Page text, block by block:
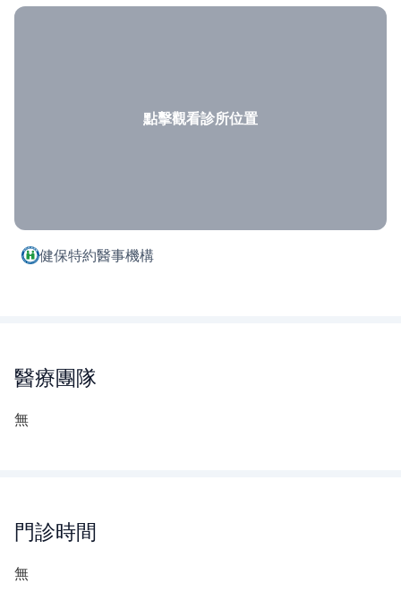
點擊觀看診所位置
健保特約醫事機構
醫療團隊
無
門診時間
無